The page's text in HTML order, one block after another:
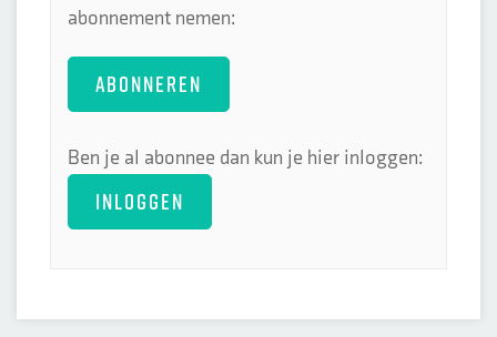
abonnement nemen:
ABONNEREN
Ben je al abonnee dan kun je hier inloggen:
INLOGGEN